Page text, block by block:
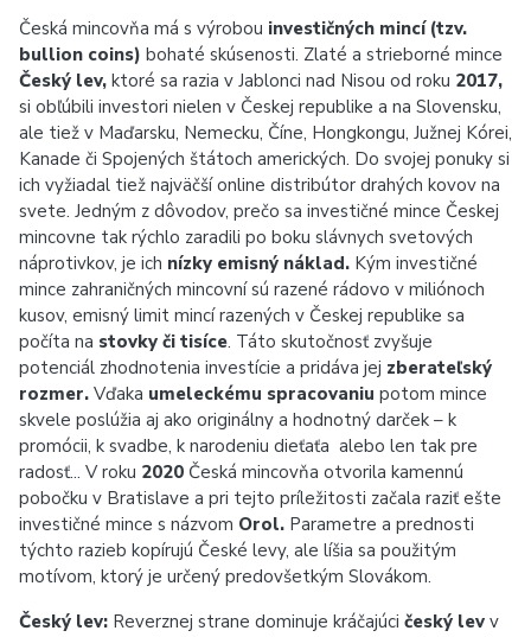
Česká mincovňa má s výrobou investičných mincí (tzv.
bullion coins) bohaté skúsenosti. Zlaté a strieborné mince
Český lev, ktoré sa razia v Jablonci nad Nisou od roku 2017,
si obľúbili investori nielen v Českej republike a na Slovensku,
ale tiež v Maďarsku, Nemecku, Číne, Hongkongu, Južnej Kórei,
Kanade či Spojených štátoch amerických. Do svojej ponuky si
ich vyžiadal tiež najväčší online distribútor drahých kovov na
svete. Jedným z dôvodov, prečo sa investičné mince Českej
mincovne tak rýchlo zaradili po boku slávnych svetových
náprotivkov, je ich nízky emisný náklad. Kým investičné
mince zahraničných mincovní sú razené rádovo v miliónoch
kusov, emisný limit mincí razených v Českej republike sa
počíta na stovky či tisíce. Táto skutočnosť zvyšuje
potenciál zhodnotenia investície a pridáva jej zberateľský
rozmer. Vďaka umeleckému spracovaniu potom mince
skvele poslúžia aj ako originálny a hodnotný darček – k
promócii, k svadbe, k narodeniu dieťaťa alebo len tak pre
radosť... V roku 2020 Česká mincovňa otvorila kamennú
pobočku v Bratislave a pri tejto príležitosti začala raziť ešte
investičné mince s názvom Orol. Parametre a prednosti
týchto razieb kopírujú České levy, ale líšia sa použitým
motívom, ktorý je určený predovšetkým Slovákom.
Český lev: Reverznej strane dominuje kráčajúci český lev v